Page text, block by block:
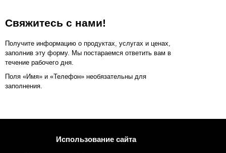
Свяжитесь с нами!
Получите информацию о продуктах, услугах и ценах,
заполнив эту форму. Мы постараемся ответить вам в
течение рабочего дня.
Поля «Имя» и «Телефон» необязательны для
заполнения.
Использование сайта